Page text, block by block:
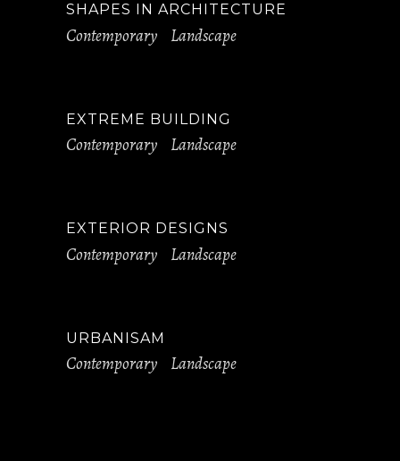
SHAPES IN ARCHITECTURE
Contemporary Landscape
EXTREME BUILDING
Contemporary Landscape
EXTERIOR DESIGNS
Contemporary Landscape
URBANISAM
Contemporary Landscape